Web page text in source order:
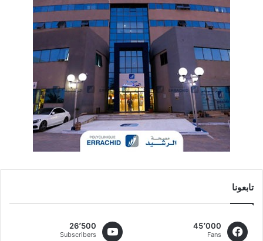
تابعونا
45٬000
Fans
26٬500
Subscribers